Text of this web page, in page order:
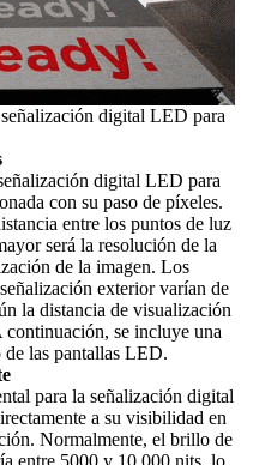
digital LED para
digital LED para
con su paso de píxeles.
entre los puntos de luz
será la resolución de la
de la imagen. Los
exterior varían de
la distancia de visualización
continuación, se incluye una
de las pantallas LED.
para la señalización digital
a su visibilidad en
Normalmente, el brillo de
entre 5000 y 10 000 nits, lo